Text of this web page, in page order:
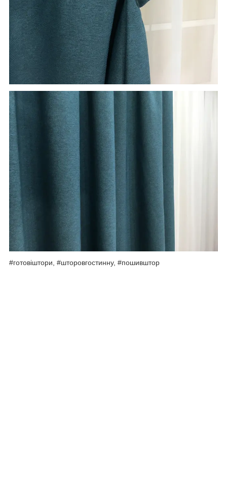
#готовіштори, #шторовгостинну, #пошивштор